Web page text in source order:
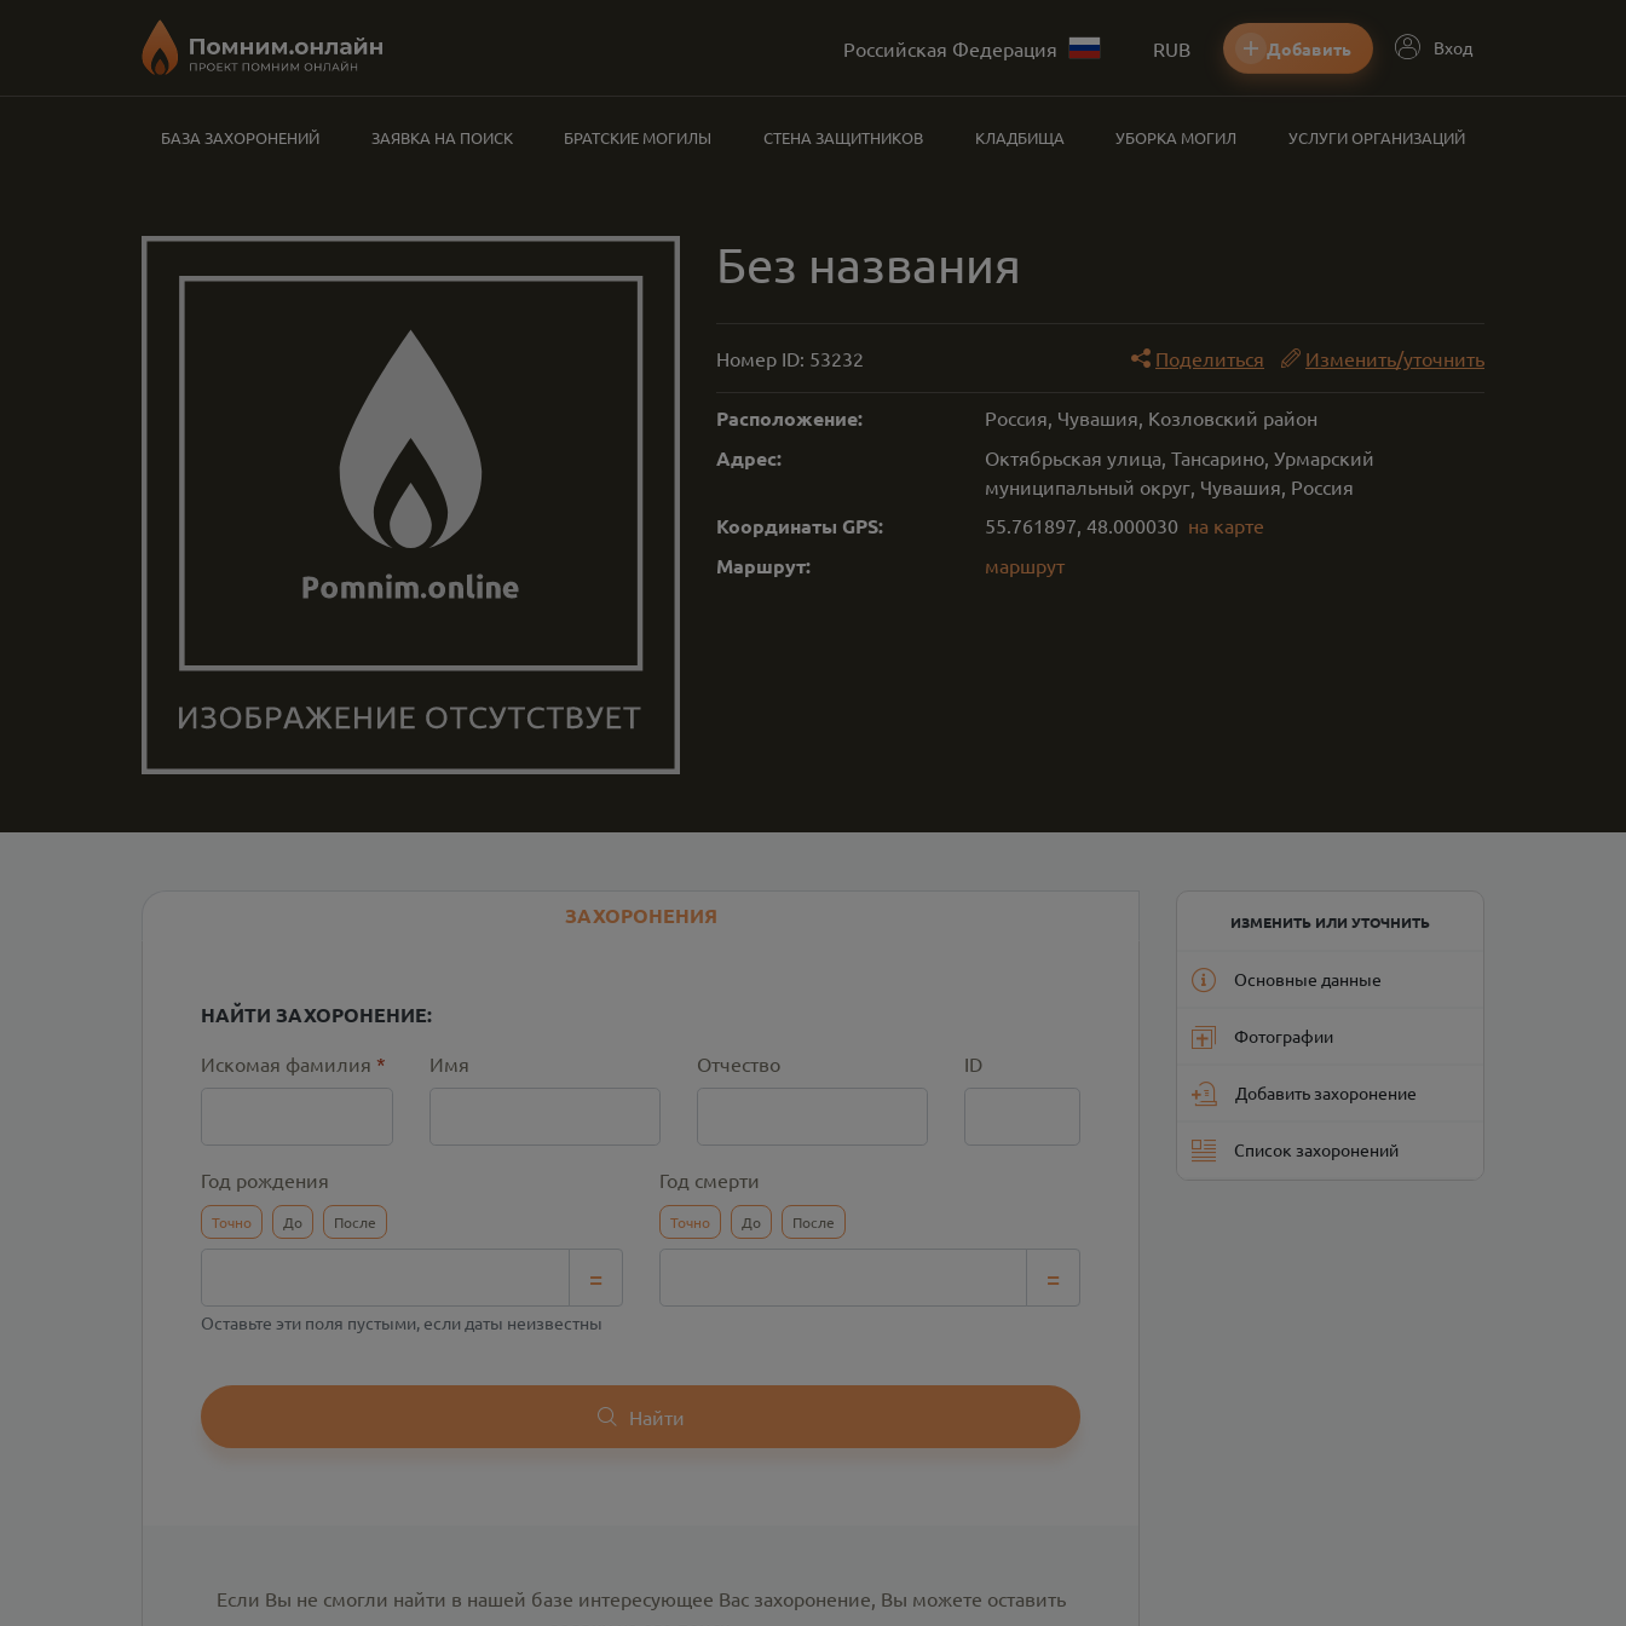
Российская Федерация RUB Добавить Вход
БАЗА ЗАХОРОНЕНИЙ ЗАЯВКА НА ПОИСК БРАТСКИЕ МОГИЛЫ СТЕНА ЗАЩИТНИКОВ КЛАДБИЩА УБОРКА МОГИЛ УСЛУГИ ОРГАНИЗАЦИЙ
Без названия
Номер ID: 53232 Поделиться Изменить/уточнить
Расположение: Россия, Чувашия, Козловский район
Адрес:
Октябрьская улица, Тансарино, Урмарский
муниципальный округ, Чувашия, Россия
Координаты GPS: 55.761897, 48.000030 на карте
Маршрут: маршрут
ЗАХОРОНЕНИЯ
НАЙТИ ЗАХОРОНЕНИЕ:
Искомая фамилия * Имя Отчество ID
Год рождения
Точно До После
=
Год смерти
Точно До После
=
Оставьте эти поля пустыми, если даты неизвестны
Найти
Если Вы не смогли найти в нашей базе интересующее Вас захоронение, Вы можете оставить
ИЗМЕНИТЬ ИЛИ УТОЧНИТЬ
Основные данные
Фотографии
Добавить захоронение
Список захоронений